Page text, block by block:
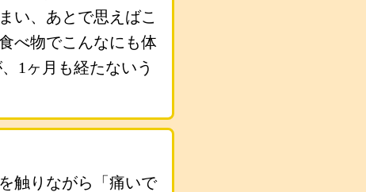
い、あとで思えばこ
べ物でこんなにも体
1ヶ月も経たないう
触りながら「痛いで